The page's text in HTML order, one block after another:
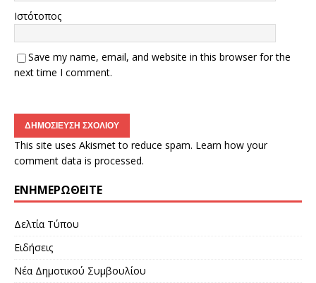
Ιστότοπος
Save my name, email, and website in this browser for the
next time I comment.
This site uses Akismet to reduce spam. Learn how your
comment data is processed.
ΕΝΗΜΕΡΩΘΕΊΤΕ
Δελτία Τύπου
Ειδήσεις
Νέα Δημοτικού Συμβουλίου